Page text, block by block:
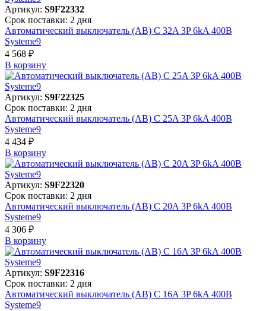
Артикул: S9F22332
Срок поставки: 2 дня
Автоматический выключатель (АВ) C 32A 3P 6kA 400В
Systeme9
4 568 ₽
В корзинy
Артикул: S9F22325
Срок поставки: 2 дня
Автоматический выключатель (АВ) C 25A 3P 6kA 400В
Systeme9
4 434 ₽
В корзинy
Артикул: S9F22320
Срок поставки: 2 дня
Автоматический выключатель (АВ) C 20A 3P 6kA 400В
Systeme9
4 306 ₽
В корзинy
Артикул: S9F22316
Срок поставки: 2 дня
Автоматический выключатель (АВ) C 16A 3P 6kA 400В
Systeme9